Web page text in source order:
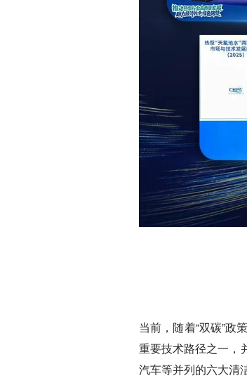
当前，随着“双碳”政
重要技术路径之一，
汽车等并列的六大清